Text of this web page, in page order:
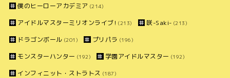
僕のヒーローアカデミア (214)
アイドルマスターミリオンライブ! (213) 咲-Saki- (213)
ドラゴンボール (201) プリパラ (196)
モンスターハンター (192) 学園アイドルマスター (192)
インフィニット・ストラトス (187)